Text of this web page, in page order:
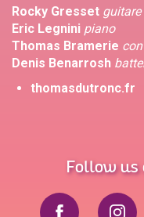
Rocky Gresset guitare
Eric Legnini piano
Thomas Bramerie
Denis Benarrosh
thomasdutronc.fr
Follow